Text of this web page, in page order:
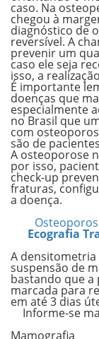
caso. Na
chegou à
diagnóstico de
reversível. A
prevenir um
caso ele seja
isso, a
É importante
doenças que
especialmente
no Brasil que
com
são de
A osteoporose
por isso,
check-up
fraturas,
a doença.
Ecografia
A densitometria
suspensão de
bastando que a
marcada para
em até 3 dias
Informe-se
Mamografia